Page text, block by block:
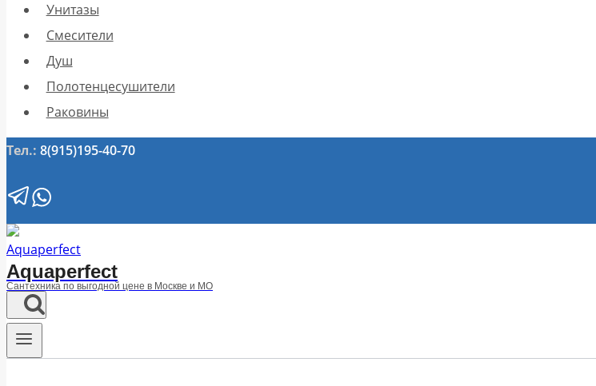
Унитазы
Смесители
Душ
Полотенцесушители
Раковины
Тел.: 8(915)195-40-70
Aquaperfect
Сантехника по выгодной цене в Москве и МО